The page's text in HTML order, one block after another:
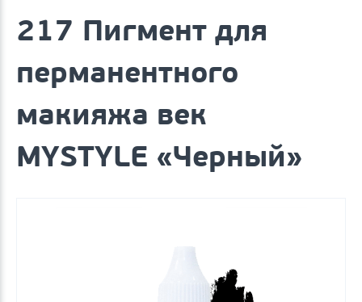
217 Пигмент для
перманентного
макияжа век
MYSTYLE «Черный»